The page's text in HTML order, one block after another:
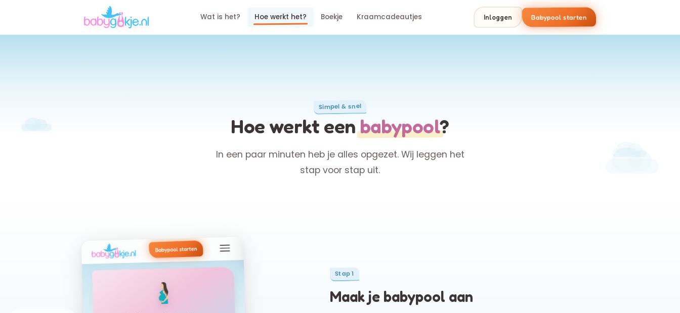
Wat is het? Hoe werkt het? Boekje Kraamcadeautjes Inloggen Babypool starten
Simpel & snel
Hoe werkt eenbabypool?
In een paar minuten heb je alles opgezet. Wij leggen het
stap voor stap uit.
Stap 1
Maak je babypool aan